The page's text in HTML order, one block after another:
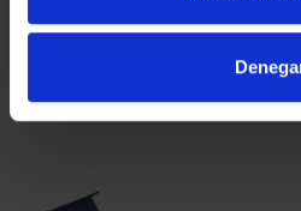
949,00 €
registrados